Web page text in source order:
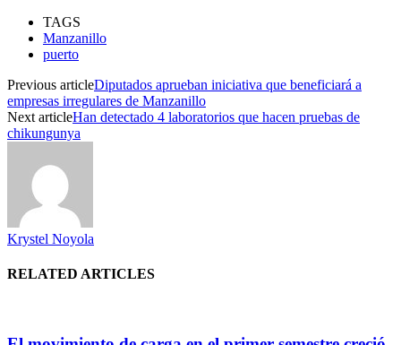
TAGS
Manzanillo
puerto
Previous articleDiputados aprueban iniciativa que beneficiará a
empresas irregulares de Manzanillo
Next articleHan detectado 4 laboratorios que hacen pruebas de
chikungunya
Krystel Noyola
RELATED ARTICLES